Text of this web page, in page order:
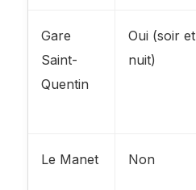
Gare
Saint-
Quentin
Oui (soir et
nuit)
Le Manet Non